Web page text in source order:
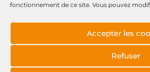
fonctionnement de ce site. Vous pouvez
Accepter les
Refuser